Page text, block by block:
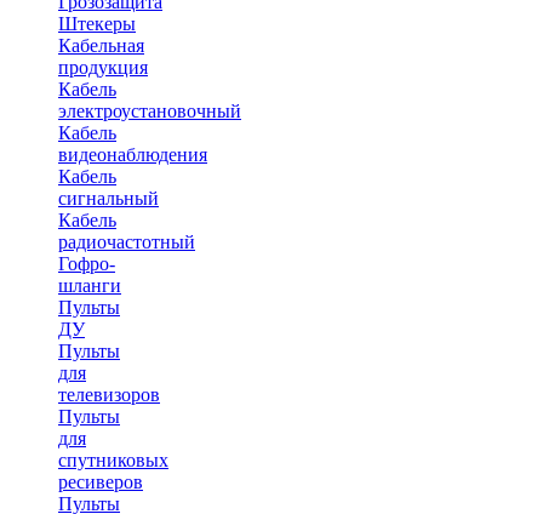
Штекеры
Кабельная
продукция
Кабель
электроустановочный
Кабель
видеонаблюдения
Кабель
сигнальный
Кабель
радиочастотный
Гофро-
шланги
Пульты
ДУ
Пульты
для
телевизоров
Пульты
для
спутниковых
ресиверов
Пульты